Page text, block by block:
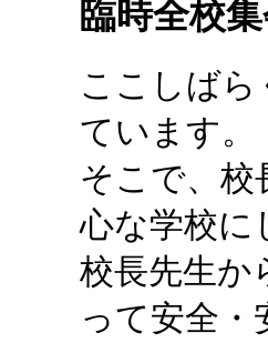
臨時全校
ここしば
ています。
そこで、校
心な学校に
校長先生か
って安全